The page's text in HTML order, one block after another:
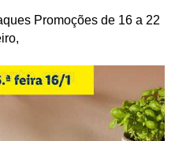
Promoções de 16 a 22